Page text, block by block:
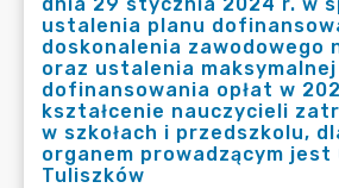
ustalenia planu
doskonalenia zawodowego
oraz ustalenia
dofinansowania opłat w
kształcenie nauczycieli
w szkołach i przedszkolu,
organem prowadzącym jest
Tuliszków